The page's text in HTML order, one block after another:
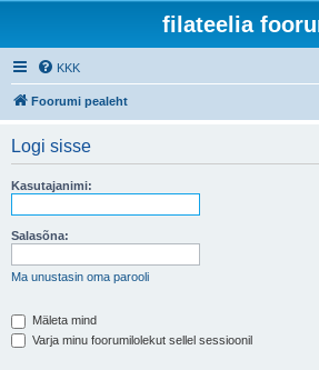
filateelia
KKK
Foorumi pealeht
Logi sisse
Kasutajanimi:
Salasõna:
Ma unustasin oma parooli
Mäleta mind
Varja minu foorumilolekut sellel sessioonil